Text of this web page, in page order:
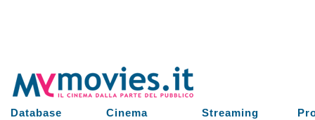
Database Cinema Streaming